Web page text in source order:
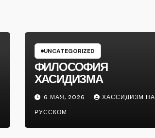
UNCATEGORIZED
ФИЛОСОФИЯ
ХАСИДИЗМА
6 МАЯ, 2026
ХАССИДИЗМ НА
РУССКОМ